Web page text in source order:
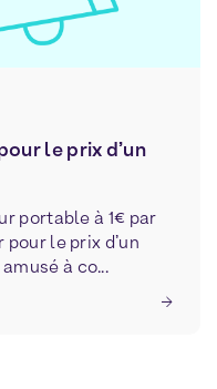
le prix d’un
portable à 1€ par
pour le prix d’un
à co...